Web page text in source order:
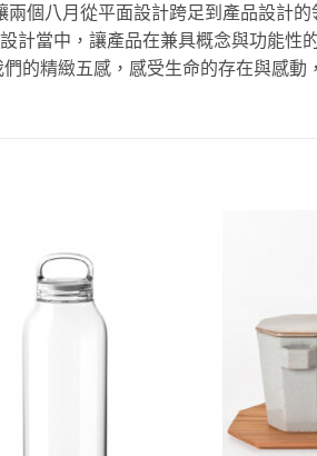
個八月從平面設計跨足到產品設計
計當中，讓產品在兼具概念與功能
的精緻五感，感受生命的存在與感動